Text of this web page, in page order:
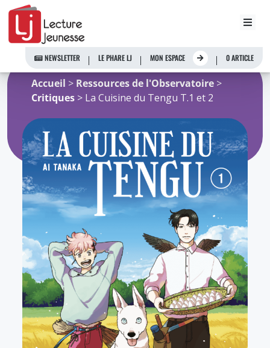
Aller
contenu
NEWSLETTER LE PHARE LJ MON ESPACE 0 ARTICLE
Accueil > Ressources de l'Observatoire >
Critiques > La Cuisine du Tengu T.1 et 2